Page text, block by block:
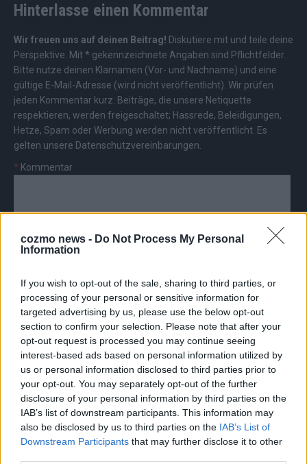
cozmo news - Do Not Process My Personal
Information
If you wish to opt-out of the sale, sharing to third parties, or
processing of your personal or sensitive information for
targeted advertising by us, please use the below opt-out
section to confirm your selection. Please note that after your
opt-out request is processed you may continue seeing
interest-based ads based on personal information utilized by
us or personal information disclosed to third parties prior to
your opt-out. You may separately opt-out of the further
disclosure of your personal information by third parties on the
IAB’s list of downstream participants. This information may
also be disclosed by us to third parties on the IAB’s List of
Downstream Participants that may further disclose it to other
Hinterlasse einen Kommentar
Wir freuen uns auf deinen Beitrag! Diskutiere mit und teile deine
Perspektive. Mit * gekennzeichnete Angaben sind Pflichtfelder.
Bitte nutze deinen Klarnamen (Vor- und Nachname) und eine
gültige E-Mail-Adresse (wird nicht veröffentlicht). Wir prüfen
jeden Kommentar kurz. Beiträge, die unsere Netiquette
respektieren, werden freigeschaltet; Hassrede, Beleidigungen,
Hetze, Spam oder Werbung werden nicht veröffentlicht. Es
gelten unsere Datenschutzvereinbarungen.
* Kommentar
E-Mail
AD